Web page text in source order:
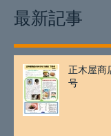
最新記事
正木屋商
号